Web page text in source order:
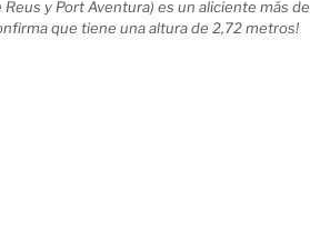
Reus y Port Aventura) es un aliciente más de
que tiene una altura de 2,72 metros!